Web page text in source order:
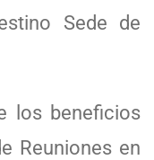
Sede de
los beneficios
Reuniones en